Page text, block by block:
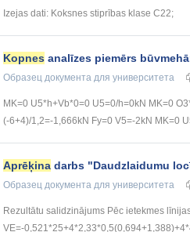
Izejas dati: Koksnes stiprības klase C22;
Kopnes analīzes piemērs
Образец документа для университета
MK=0 U5*h+Vb*0=0 U5=0/h=0kN MK=0
(-6+4)/1,2=-1,666kN Fy=0 V5=-2kN MK=0
Aprēķina darbs "Daudzlaidumu
Образец документа для университета
Rezultātu salidzinājums Pēc ietekmes
VE=-